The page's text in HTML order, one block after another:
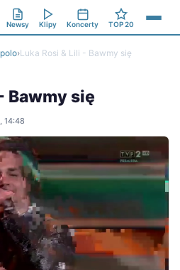
Newsy Klipy Koncerty TOP 20
›Luka Rosi & Lili - Bawmy się
Bawmy się
14:48